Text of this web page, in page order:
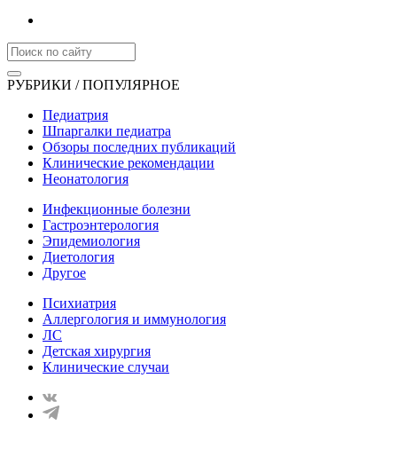
РУБРИКИ / ПОПУЛЯРНОЕ
Педиатрия
Шпаргалки педиатра
Обзоры последних публикаций
Клинические рекомендации
Неонатология
Инфекционные болезни
Гастроэнтерология
Эпидемиология
Диетология
Другое
Психиатрия
Аллергология и иммунология
ЛС
Детская хирургия
Клинические случаи